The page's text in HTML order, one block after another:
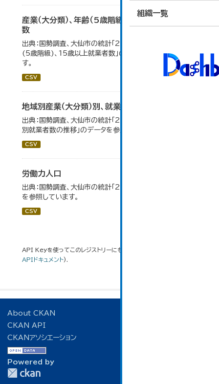
組織一覧
産業（大分類）、年齢（5歳階級）、15歳以上就業者
数
出典：国勢調査、大仙市の統計「2-7 産業(大分類)、年齢
(5歳階級)、15歳以上就業者数」のデータを参照していま
す。
CSV
地域別産業（大分類）別、就業者数
出典：国勢調査、大仙市の統計「2-8 地域別産業（大分類）
別就業者数の推移」のデータを参照しています。
CSV
労働力人口
出典：国勢調査、大仙市の統計「2-6 労働力人口」のデータ
を参照しています。
CSV
API Keyを使ってこのレジストリーにもアクセス可能です
APIドキュメント).
About CKAN
CKAN API
CKANアソシエーション
Powered by